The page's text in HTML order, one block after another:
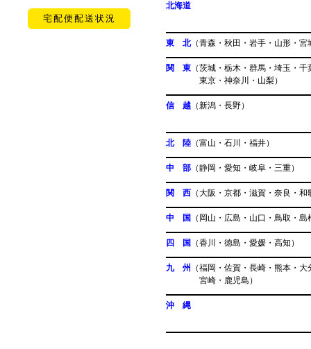
宅配便配送状況
北海道 中2
東 北（青森・秋田・岩手・山形
関 東 （茨城・栃木・群馬・
東京・神奈川・山梨）
信 越 （新潟・
北 陸 （富山・石川
中 部 （静岡・愛知・岐
関 西 （大阪・京都・滋賀・奈良
中 国 （岡山・広島・山口・
四 国 （香川・徳島・愛
九 州
（福岡・佐賀・長崎・
宮崎・鹿児島） 鹿児
沖 縄